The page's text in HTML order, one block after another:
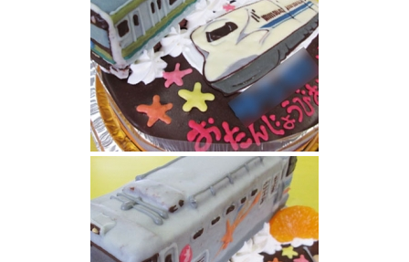
横浜線電車と新幹線のぞみケーキ